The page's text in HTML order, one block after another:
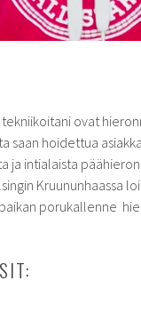
ovat
saan hoidettua
ja intialaista
Kruununhaassa
porukallenne